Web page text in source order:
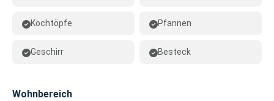
Kochtöpfe Pfannen
Geschirr Besteck
Wohnbereich